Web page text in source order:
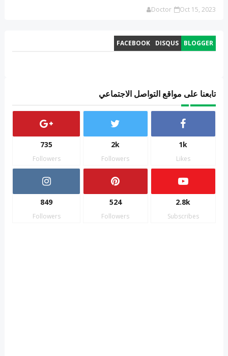
Doctor Oct 15, 2023
BLOGGER
DISQUS
FACEBOOK
تابعنا على مواقع التواصل الاجتماعي
1k
Likes
2k
Followers
735
Followers
2.8k
Subscribes
524
Followers
849
Followers